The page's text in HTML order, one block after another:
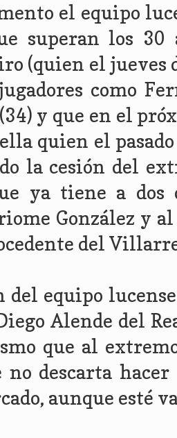
el equipo
superan los
(quien el jueves
como
y que en el
quien el
la cesión del
ya tiene a dos
González y
del
del equipo
Alende del
que al
no descarta
aunque esté